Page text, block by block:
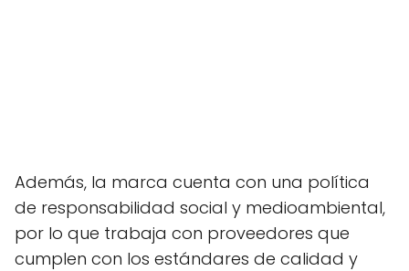
Además, la marca cuenta con una política
de responsabilidad social y medioambiental,
por lo que trabaja con proveedores que
cumplen con los estándares de calidad y